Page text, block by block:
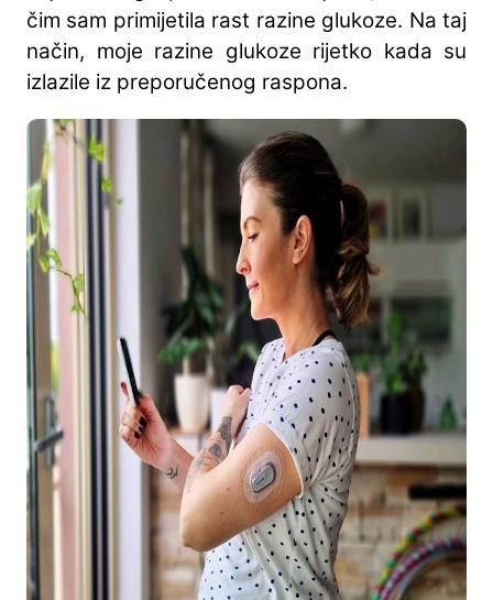
čim sam primijetila rast razine glukoze. Na taj
način, moje razine glukoze rijetko kada su
izlazile iz preporučenog raspona.